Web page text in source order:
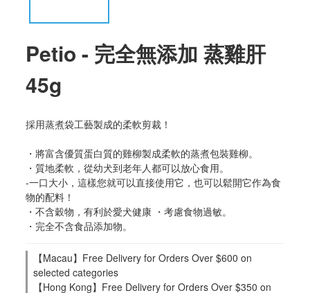
Petio - 完全無添加 蒸雞肝
45g
採用蒸煮袋工藝製成的柔軟剪裁！
・將富含優質蛋白質的雞柳製成柔軟的蒸煮包裝雞柳。
・質地柔軟，從幼犬到老年人都可以放心食用。
-一口大小，這樣您就可以直接使用它，也可以鬆開它作為食
物的配料！
・不含穀物，有利於愛犬健康 ・考慮食物過敏。
・完全不含食品添加物。
【Macau】Free Delivery for Orders Over $600 on
selected categories
【Hong Kong】Free Delivery for Orders Over $350 on